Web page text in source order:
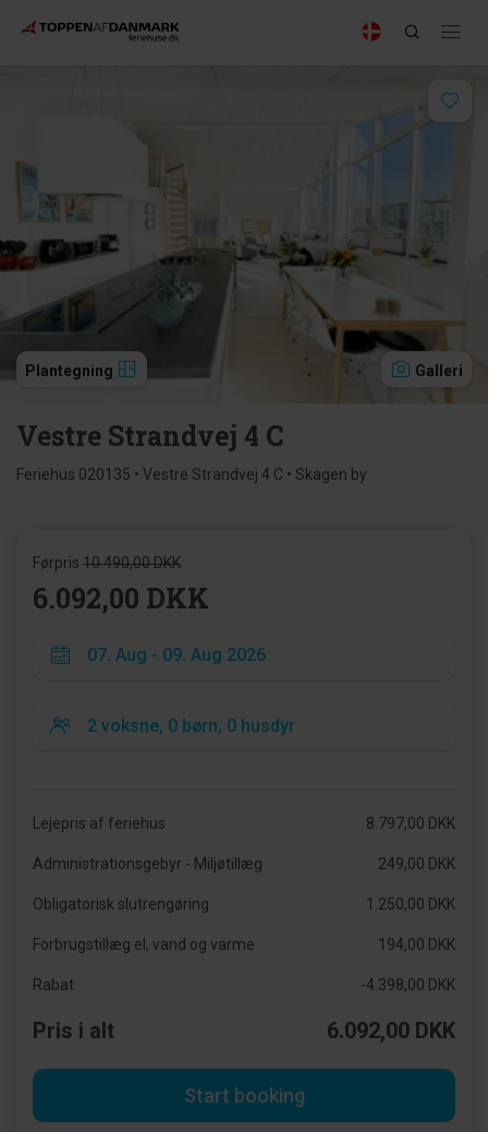
Plantegning Galleri
Vestre Strandvej 4 C
Feriehus 020135 • Vestre Strandvej 4 C • Skagen by
Førpris 10.490,00 DKK
6.092,00 DKK
Lejepris af feriehus 8.797,00 DKK
Administrationsgebyr - Miljøtillæg 249,00 DKK
Obligatorisk slutrengøring 1.250,00 DKK
Forbrugstillæg el, vand og varme 194,00 DKK
Rabat -4.398,00 DKK
Pris i alt 6.092,00 DKK
Start booking